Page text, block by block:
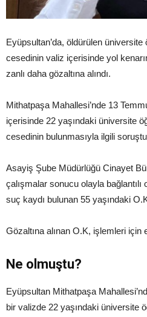
Eyüpsultan’da, öldürülen üniversite
cesedinin valiz içerisinde yol
zanlı daha gözaltına alındı.
Mithatpaşa Mahallesi’nde 13
içerisinde 22 yaşındaki üniversite
cesedinin bulunmasıyla ilgili
Asayiş Şube Müdürlüğü Cinayet
çalışmalar sonucu olayla
suç kaydı bulunan 55 yaşındaki
Gözaltına alınan O.K, işlemleri için
Ne olmuştu?
Eyüpsultan Mithatpaşa
bir valizde 22 yaşındaki üniversite